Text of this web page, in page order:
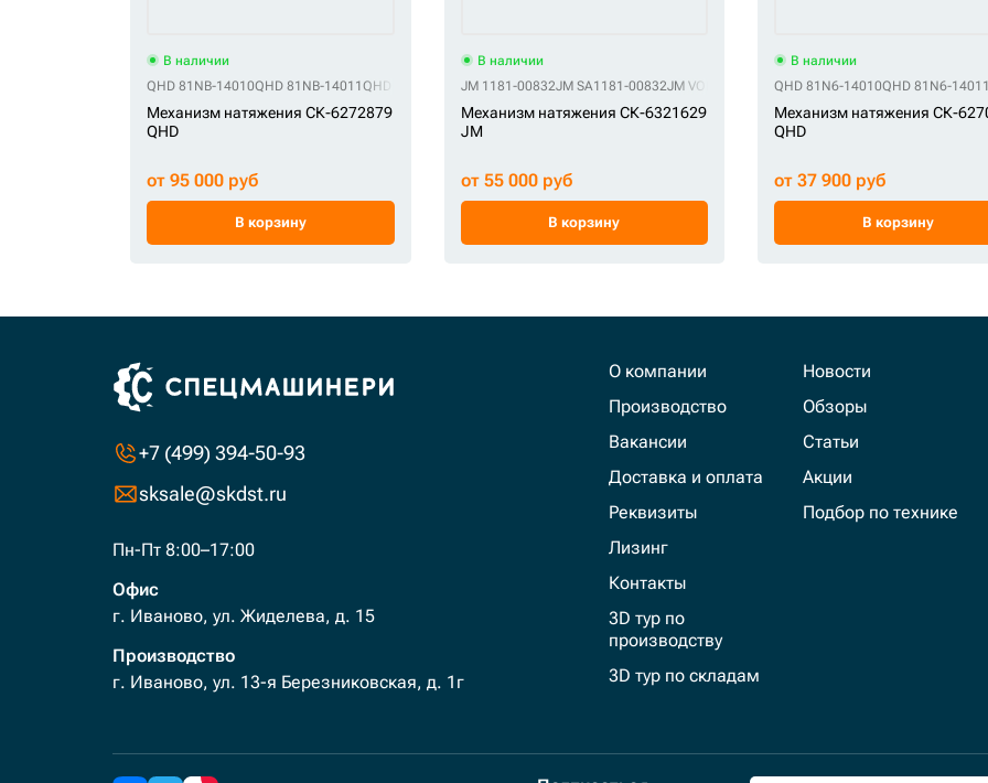
В наличии
QHD 81NB-14010QHD 81NB-14011QHD 81NB-14011BG
Механизм натяжения СК-6272879
QHD
от 95 000 руб
В корзину
В наличии
JM 1181-00832JM SA1181-00832JM VOE14519256JM VOE14526735JM
Механизм натяжения СК-6321629
JM
от 55 000 руб
В корзину
В наличии
QHD 81N6-14010QHD 81N6-14011
Механизм натяжения СК-
QHD
от 37 900 руб
В корзину
+7 (499) 394-50-93
sksale@skdst.ru
Пн-Пт 8:00–17:00
Офис
г. Иваново, ул. Жиделева, д. 15
Производство
г. Иваново, ул. 13-я Березниковская, д. 1г
О компании
Производство
Вакансии
Доставка и оплата
Реквизиты
Лизинг
Контакты
3D тур по
производству
3D тур по складам
Новости
Обзоры
Статьи
Акции
Подбор по технике